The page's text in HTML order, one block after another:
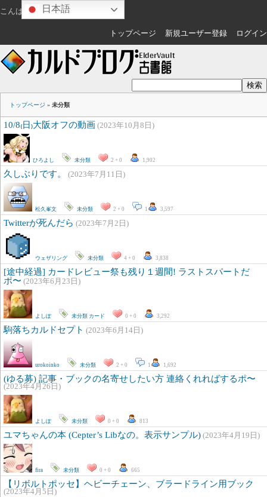
こんばんは ゲスト さん
トップページ 新規ユーザー登録 ログイン
トップページ » 未分類
10/8₍日₎大阪オフの動画 (2023年10月8日)
ひろよし 未分類 2 + 0 1,902
久しぶりです。 (2023年7月11日)
松久峯文 未分類 2 + 0 1 3,597
Twitterが死んだら (2023年7月2日)
ウェザリング 未分類 4 + 0 3,838
[途中経過] カードレビュー祭も残り１週間! ラストスパートだ
ポ〜 (2023年6月23日)
よしぽ 未分類 カード 0 + 0 3,292
駒落ちカルドセプト (2023年6月14日)
urokoinko 未分類 2 + 0 1 1,692
(ゆる募) 記事・ブックの名寄せしたい方 連絡くれればするポ〜
(2023年4月26日)
よしぽ 未分類 0 + 0 813
ユマちゃんの本 (Cepter’s Libなの。表示サンプル) (2023年4月19日)
fira 未分類 0 + 0 665
【リボルトポッセ】ヘビーチェーン、ブラードライン用ブック
(2023年4月5日)
日本語